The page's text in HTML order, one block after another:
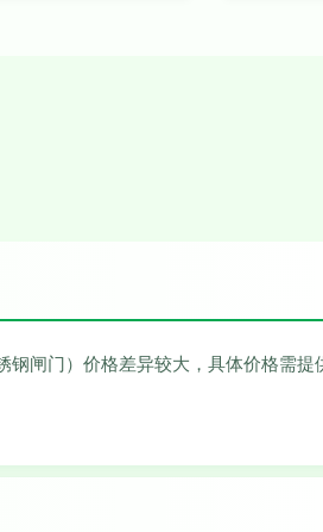
闸门）价格差异较大，具体价格需提